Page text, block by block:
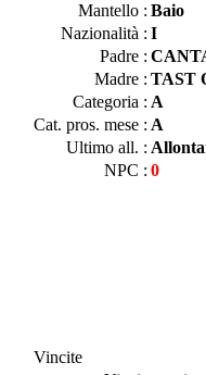
Mantello : Baio
Nazionalità : I
Padre :
Madre : TAST
Categoria : A
Cat. pros. mese : A
Ultimo all. :
NPC : 0
Vincite